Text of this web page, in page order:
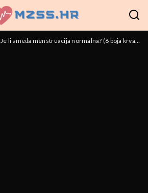
Je li smeđa menstruacija normalna? (6 boja krvarenja)